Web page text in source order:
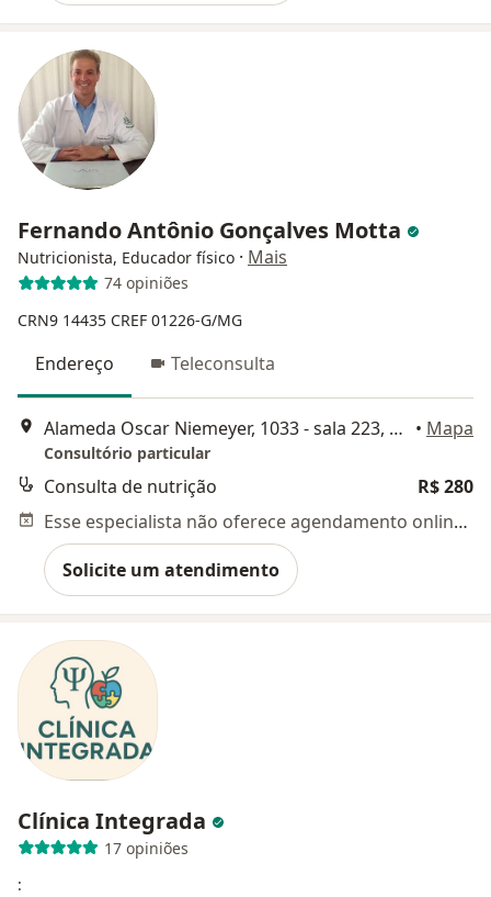
Fernando Antônio Gonçalves Motta
Nutricionista, Educador físico · Mais
74 opiniões
CRN9 14435 CREF 01226-G/MG
Endereço Teleconsulta
Alameda Oscar Niemeyer, 1033 - sala 223, Nova Lima • Mapa
Consultório particular
Consulta de nutrição
R$ 280
Esse especialista não oferece agendamento online para esse endereço.
Solicite um atendimento
Clínica Integrada
17 opiniões
: